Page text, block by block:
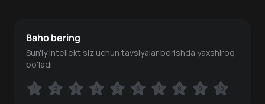
Baho bering
Sun'iy intellekt siz uchun tavsiyalar berishda yaxshiroq
bo'ladi
1 2 3 4 5 6 7 8 9 10
1 2 3 4 5 6 7 8 9 10